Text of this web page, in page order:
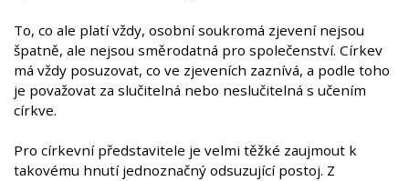
To, co ale platí vždy, osobní soukromá zjevení nejsou
špatně, ale nejsou směrodatná pro společenství. Církev
má vždy posuzovat, co ve zjeveních zaznívá, a podle toho
je považovat za slučitelná nebo neslučitelná s učením
církve.
Pro církevní představitele je velmi těžké zaujmout k
takovému hnutí jednoznačný odsuzující postoj. Z